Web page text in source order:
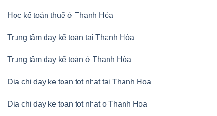
Học kế toán thuế ở Thanh Hóa
Trung tâm dạy kế toán tại Thanh Hóa
Trung tâm dạy kế toán ở Thanh Hóa
Dia chi day ke toan tot nhat tai Thanh Hoa
Dia chi day ke toan tot nhat o Thanh Hoa